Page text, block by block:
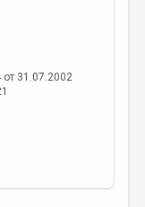
31.07.2002